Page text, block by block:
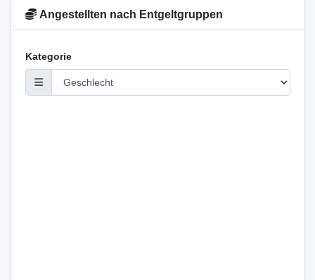
Angestellten nach Entgeltgruppen
Kategorie